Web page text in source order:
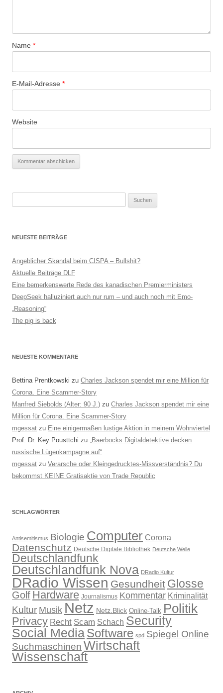
Name *
E-Mail-Adresse *
Website
NEUESTE BEITRÄGE
Angeblicher Skandal beim CISPA – Bullshit?
Aktuelle Beiträge DLF
Eine bemerkenswerte Rede des kanadischen Premierministers
DeepSeek halluziniert auch nur rum – und auch noch mit Emo-
„Reasoning“
The pig is back
NEUESTE KOMMENTARE
Bettina Prentkowski zu Charles Jackson spendet mir eine Million für
Corona. Eine Scammer-Story
Manfred Siebolds (Alter: 90 J.) zu Charles Jackson spendet mir eine
Million für Corona. Eine Scammer-Story
mgessat zu Eine einigermaßen lustige Aktion in meinem Wohnviertel
Prof. Dr. Key Pousttchi zu
„Baerbocks Digitaldetektive decken
russische Lügenkampagne auf“
mgessat zu Verarsche oder Kleingedrucktes-Missverständnis? Du
bekommst KEINE Gratisaktie von Trade Republic
SCHLAGWÖRTER
Antisemitismus Biologie Computer Corona
Datenschutz Deutsche Digitale Bibliothek Deutsche Welle
Deutschlandfunk
Deutschlandfunk Nova DRadio Kultur
DRadio Wissen Gesundheit Glosse
Golf Hardware Journalismus Kommentar Kriminalität
Kultur Musik Netz Netz.Blick Online-Talk Politik
Privacy Recht Scam Schach Security
Social MediaSoftware spd Spiegel Online
Suchmaschinen Wirtschaft
Wissenschaft